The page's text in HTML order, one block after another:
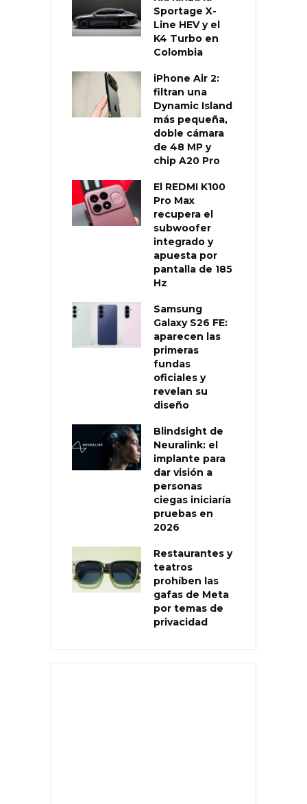
Sportage X-
Line HEV y el
K4 Turbo en
Colombia
iPhone Air 2:
filtran una
Dynamic Island
más pequeña,
doble cámara
de 48 MP y
chip A20 Pro
El REDMI K100
Pro Max
recupera el
subwoofer
integrado y
apuesta por
pantalla de 185
Hz
Samsung
Galaxy S26 FE:
aparecen las
primeras
fundas
oficiales y
revelan su
diseño
Blindsight de
Neuralink: el
implante para
dar visión a
personas
ciegas iniciaría
pruebas en
2026
Restaurantes y
teatros
prohíben las
gafas de Meta
por temas de
privacidad